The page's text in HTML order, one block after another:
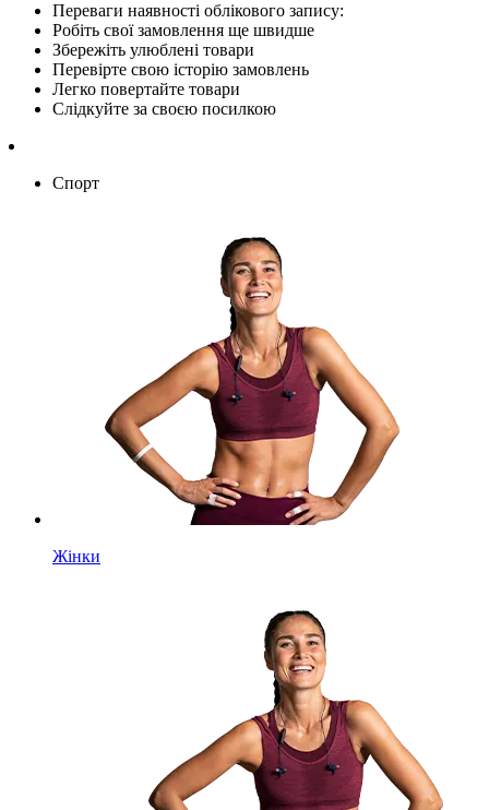
Переваги наявності облікового запису:
Робіть свої замовлення ще швидше
Збережіть улюблені товари
Перевірте свою історію замовлень
Легко повертайте товари
Слідкуйте за своєю посилкою
Спорт
Жінки